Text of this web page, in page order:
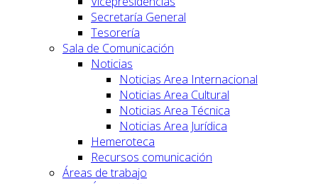
Secretaría General
Tesorería
Sala de Comunicación
Noticias
Noticias Area Internacional
Noticias Area Cultural
Noticias Area Técnica
Noticias Area Jurídica
Hemeroteca
Recursos comunicación
Áreas de trabajo